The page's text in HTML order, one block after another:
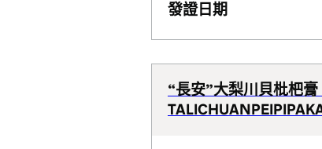
發證日期
“長安”大梨川貝枇杷膏